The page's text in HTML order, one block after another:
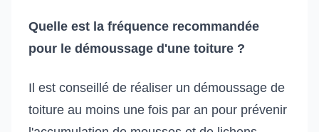
Quelle est la fréquence recommandée
pour le démoussage d'une toiture ?
Il est conseillé de réaliser un démoussage de
toiture au moins une fois par an pour prévenir